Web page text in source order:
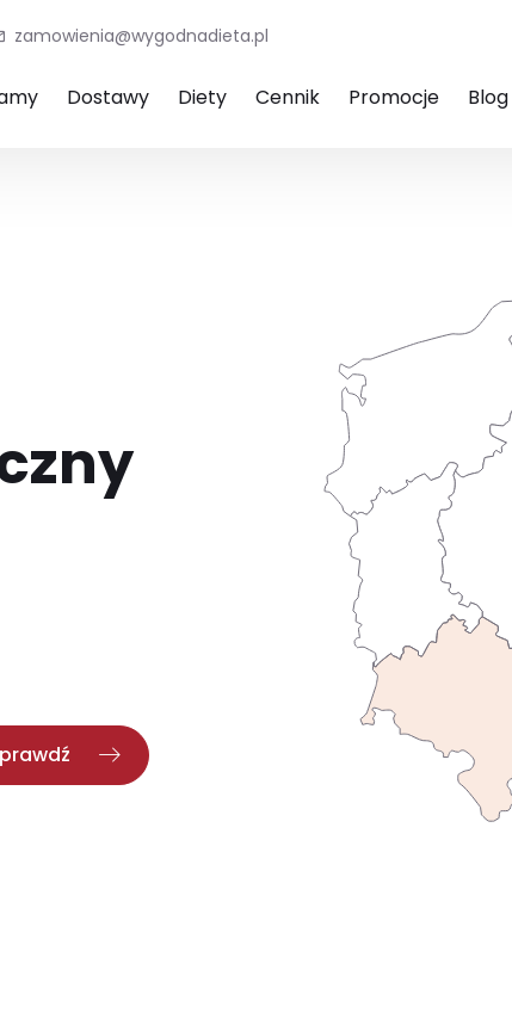
zamowienia@wygodnadieta.pl
Dostawy Diety Cennik Promocje Blog